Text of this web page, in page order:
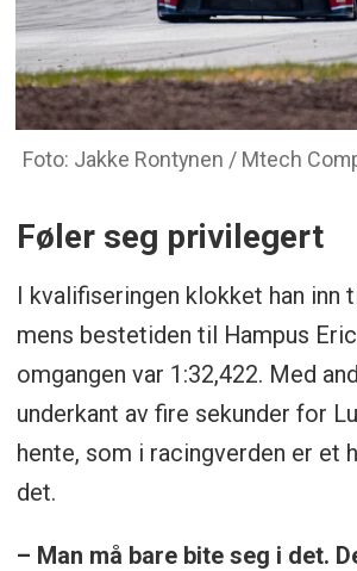
Foto: Jakke Rontynen / Mtech
Føler seg privilegert
I kvalifiseringen klokket han inn
mens bestetiden til Hampus
omgangen var 1:32,422. Med
underkant av fire sekunder for
hente, som i racingverden er et
det.
– Man må bare bite seg i det.